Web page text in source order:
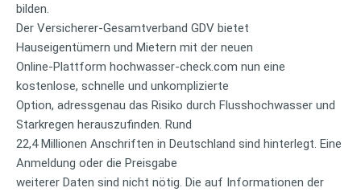
bilden.
Der Versicherer-Gesamtverband GDV bietet
Hauseigentümern und Mietern mit der neuen
Online-Plattform hochwasser-check.com nun eine
kostenlose, schnelle und unkomplizierte
Option, adressgenau das Risiko durch Flusshochwasser und
Starkregen herauszufinden. Rund
22,4 Millionen Anschriften in Deutschland sind hinterlegt. Eine
Anmeldung oder die Preisgabe
weiterer Daten sind nicht nötig. Die auf Informationen der